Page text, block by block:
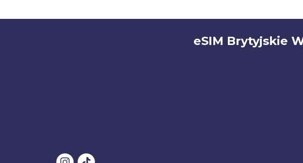
eSIM Brytyjskie